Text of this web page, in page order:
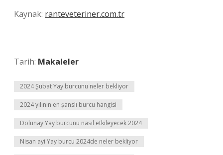
Kaynak: ranteveteriner.com.tr
Tarih: Makaleler
2024 Şubat Yay burcunu neler bekliyor
2024 yılının en şanslı burcu hangisi
Dolunay Yay burcunu nasıl etkileyecek 2024
Nisan ayi Yay burcu 2024de neler bekliyor